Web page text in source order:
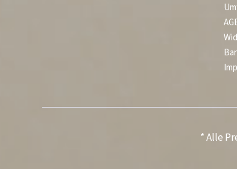
* Alle